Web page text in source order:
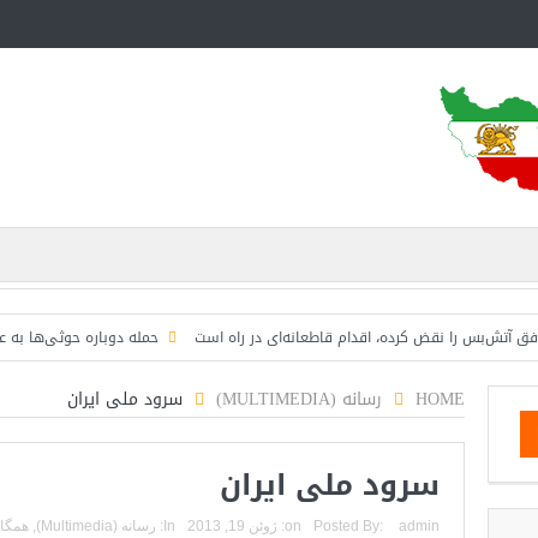
را نقض کرده، اقدام قاطعانه‌ای در راه است حمله دوباره حوثی‌ها به عربستان؛
HOME رسانه (MULTIMEDIA) سرود ملی‌ ایران
سرود ملی‌ ایران
Posted By: admin
on: ژوئن 19, 2013 In: رسانه (Multimedia)